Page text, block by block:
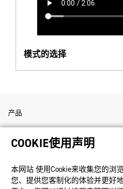
模式的选择
产品
客户支持
资讯
COOKIE使用声明
本网站 使⽤Cookie来收集您的浏
您、提供您客制化的体验并更好